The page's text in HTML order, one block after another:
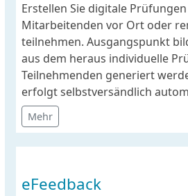
Erstellen Sie digitale
Mitarbeitenden vor Ort oder
teilnehmen. Ausgangspunkt
aus dem heraus individuelle
Teilnehmenden generiert
erfolgt selbstversändlich
Mehr
eFeedback